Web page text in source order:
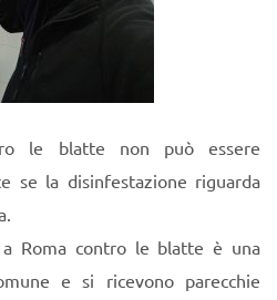
le blatte non può essere
se la disinfestazione riguarda
Roma contro le blatte è una
e si ricevono parecchie